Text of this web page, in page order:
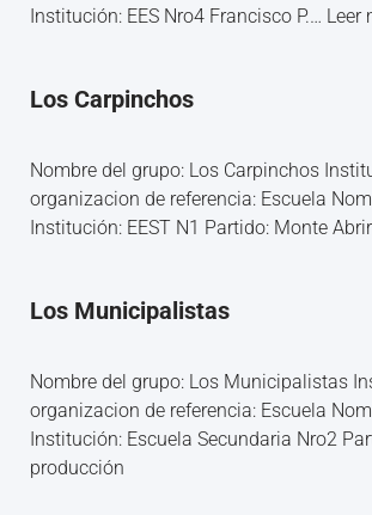
Institución: EES Nro4 Francisco P.… Leer
Los Carpinchos
Nombre del grupo: Los Carpinchos
organizacion de referencia: Escuela
Institución: EEST N1 Partido: Monte
Los Municipalistas
Nombre del grupo: Los Municipalistas
organizacion de referencia: Escuela
Institución: Escuela Secundaria Nro2
producción